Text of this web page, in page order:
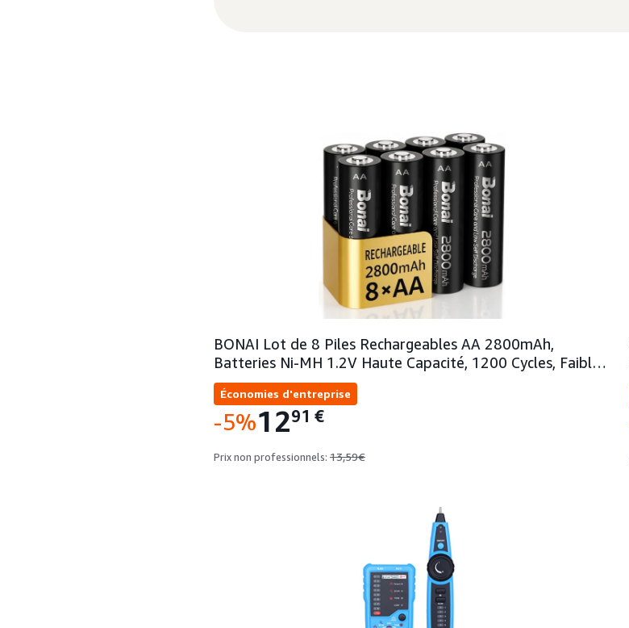
BONAI Lot de 8 Piles Rechargeables AA 2800mAh,
Batteries Ni-MH 1.2V Haute Capacité, 1200 Cycles, Faibl…
Économies d'entreprise
-5%1291 €
Prix non professionnels: 13,59€